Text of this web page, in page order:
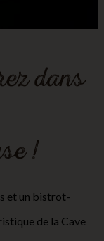
dans
!
et un bistrot-
de la Cave